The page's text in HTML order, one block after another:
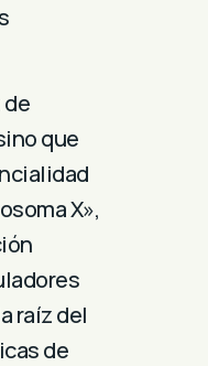
que
X»,
raíz del
de